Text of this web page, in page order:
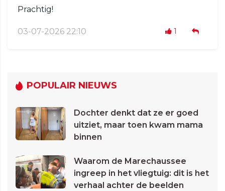
Prachtig!
03-07-2026 22:10 1
POPULAIR NIEUWS
Dochter denkt dat ze er goed
uitziet, maar toen kwam mama
binnen
Waarom de Marechaussee
ingreep in het vliegtuig: dit is het
verhaal achter de beelden